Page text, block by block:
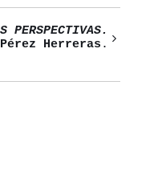
PERSPECTIVAS.
Herreras .